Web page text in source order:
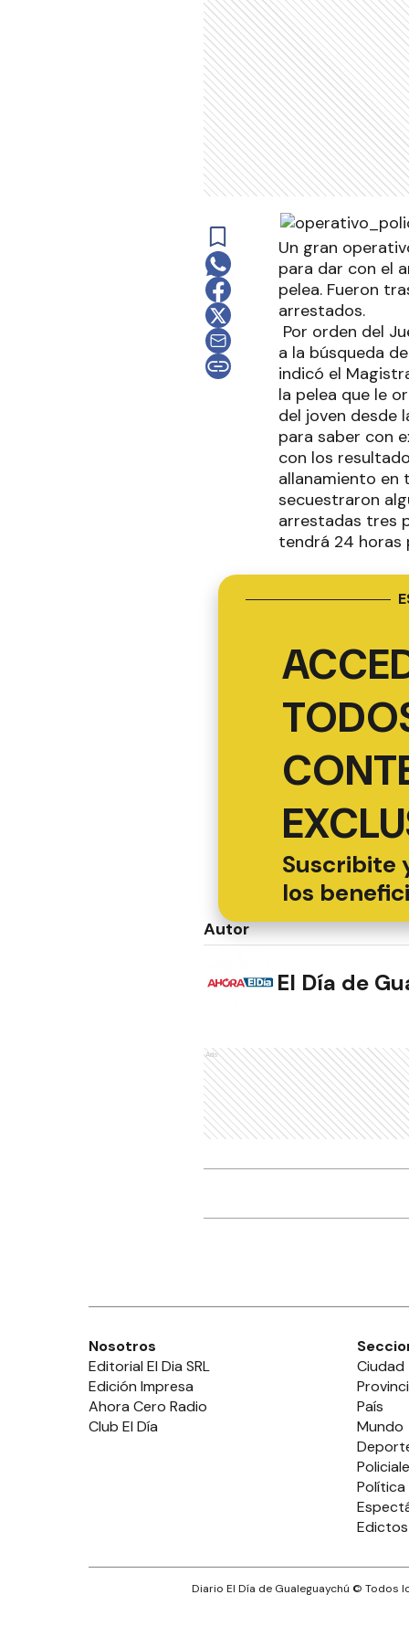
Un gran
para dar con el
pelea. Fueron
arrestados.
Por orden del
a la búsqueda
indicó el
la pelea que le
del joven desde
para saber con
con los
allanamiento en
secuestraron
arrestadas tres
tendrá 24 horas
Suscribite
los
Autor
El Día de
Ads
Nosotros
Editorial El Dia SRL
Edición Impresa
Ahora Cero Radio
Club El Día
Ciudad
País
Mundo
Política
Edictos
Diario El Día de Gualeguaychú © Todos